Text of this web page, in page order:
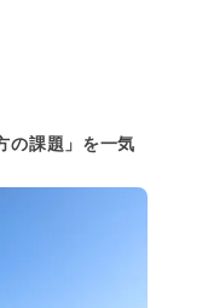
の課題」を一気